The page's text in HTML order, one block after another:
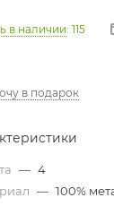
в наличии: 115
в подарок
— 4
— 100%